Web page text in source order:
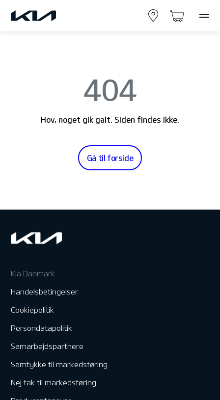
404
Hov, noget gik galt. Siden findes ikke.
Gå til forside
Kia Danmark
Handelsbetingelser
Cookiepolitik
Persondatapolitik
Samarbejdspartnere
Samtykke til markedsføring
Nej tak til markedsføring